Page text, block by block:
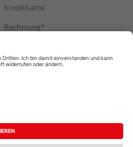
Kreditkarte
Rechnung*
Versand
Widerruf
Datenschutz
Vertrag widerrufen